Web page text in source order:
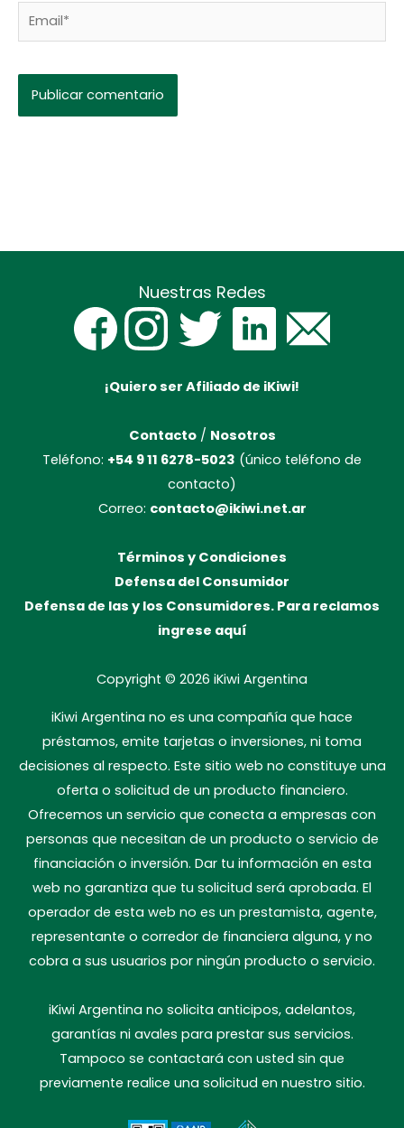
Email*
Nuestras Redes
¡Quiero ser Afiliado de iKiwi!
Contacto/ Nosotros
Teléfono: +54 9 11 6278-5023 (único teléfono de
contacto)
Correo: contacto@ikiwi.net.ar
Términos y Condiciones
Defensa del Consumidor
Defensa de las y los Consumidores. Para reclamos
ingrese aquí
Copyright © 2026 iKiwi Argentina
iKiwi Argentina no es una compañía que hace
préstamos, emite tarjetas o inversiones, ni toma
decisiones al respecto. Este sitio web no constituye una
oferta o solicitud de un producto financiero.
Ofrecemos un servicio que conecta a empresas con
personas que necesitan de un producto o servicio de
financiación o inversión. Dar tu información en esta
web no garantiza que tu solicitud será aprobada. El
operador de esta web no es un prestamista, agente,
representante o corredor de financiera alguna, y no
cobra a sus usuarios por ningún producto o servicio.
iKiwi Argentina no solicita anticipos, adelantos,
garantías ni avales para prestar sus servicios.
Tampoco se contactará con usted sin que
previamente realice una solicitud en nuestro sitio.